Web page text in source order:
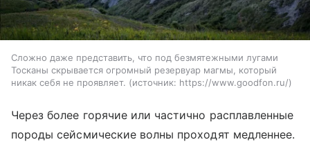
Сложно даже представить, что под безмятежными лугами
Тосканы скрывается огромный резервуар магмы, который
никак себя не проявляет.
источник: https://www.goodfon.ru/
Через более горячие или частично расплавленные
породы сейсмические волны проходят медленнее.